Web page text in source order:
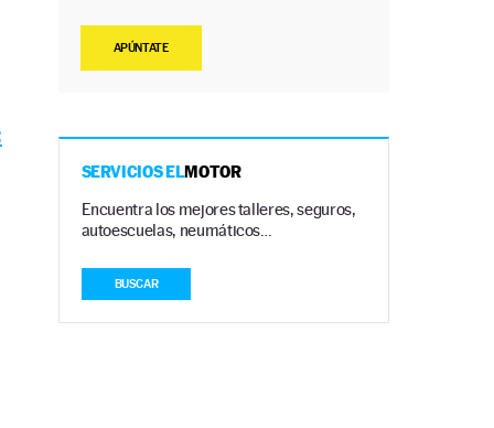
APÚNTATE
SERVICIOS ELMOTOR
Encuentra los mejores talleres, seguros,
autoescuelas, neumáticos…
BUSCAR